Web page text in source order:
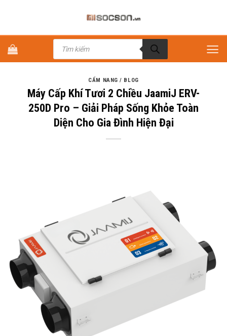
dung
Tìm
kiếm
phẩm
CẨM NANG / BLOG
Máy Cấp Khí Tươi 2 Chiều JaamiJ ERV-
250D Pro – Giải Pháp Sống Khỏe Toàn
Diện Cho Gia Đình Hiện Đại